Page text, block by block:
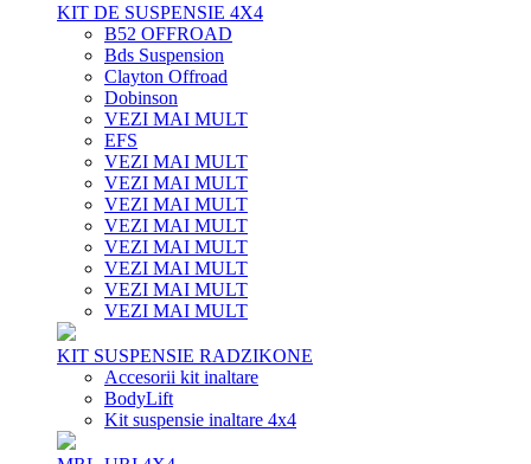
KIT DE SUSPENSIE 4X4
B52 OFFROAD
Bds Suspension
Clayton Offroad
Dobinson
VEZI MAI MULT
EFS
VEZI MAI MULT
VEZI MAI MULT
VEZI MAI MULT
VEZI MAI MULT
VEZI MAI MULT
VEZI MAI MULT
VEZI MAI MULT
VEZI MAI MULT
KIT SUSPENSIE RADZIKONE
Accesorii kit inaltare
BodyLift
Kit suspensie inaltare 4x4